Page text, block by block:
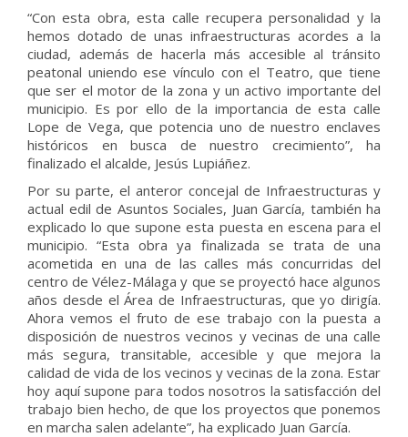
“Con esta obra, esta calle recupera personalidad y la
hemos dotado de unas infraestructuras acordes a la
ciudad, además de hacerla más accesible al tránsito
peatonal uniendo ese vínculo con el Teatro, que tiene
que ser el motor de la zona y un activo importante del
municipio. Es por ello de la importancia de esta calle
Lope de Vega, que potencia uno de nuestro enclaves
históricos en busca de nuestro crecimiento”, ha
finalizado el alcalde, Jesús Lupiáñez.
Por su parte, el anteror concejal de Infraestructuras y
actual edil de Asuntos Sociales, Juan García, también ha
explicado lo que supone esta puesta en escena para el
municipio. “Esta obra ya finalizada se trata de una
acometida en una de las calles más concurridas del
centro de Vélez-Málaga y que se proyectó hace algunos
años desde el Área de Infraestructuras, que yo dirigía.
Ahora vemos el fruto de ese trabajo con la puesta a
disposición de nuestros vecinos y vecinas de una calle
más segura, transitable, accesible y que mejora la
calidad de vida de los vecinos y vecinas de la zona. Estar
hoy aquí supone para todos nosotros la satisfacción del
trabajo bien hecho, de que los proyectos que ponemos
en marcha salen adelante”, ha explicado Juan García.